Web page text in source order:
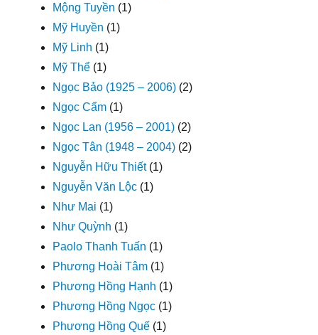
Mộng Tuyền (1)
Mỹ Huyền (1)
Mỹ Linh (1)
Mỹ Thể (1)
Ngọc Bảo (1925 – 2006) (2)
Ngọc Cẩm (1)
Ngọc Lan (1956 – 2001) (2)
Ngọc Tân (1948 – 2004) (2)
Nguyễn Hữu Thiết(1)
Nguyễn Văn Lộc (1)
Như Mai (1)
Như Quỳnh (1)
Paolo Thanh Tuấn (1)
Phương Hoài Tâm (1)
Phương Hồng Hạnh (1)
Phương Hồng Ngọc (1)
Phương Hồng Quế (1)